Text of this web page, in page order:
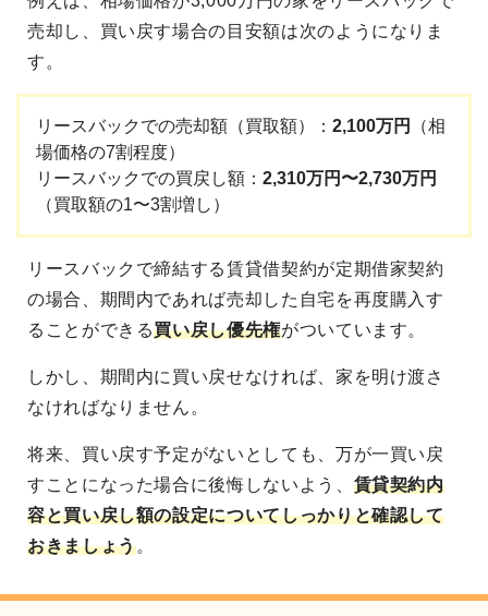
売却し、買い戻す場合の目安額は次のようになりま
す。
リースバックでの売却額（買取額）： 2,100万円
（相
場価格の7割程度）
リースバックでの買戻し額： 2,310万円〜2,730万円
（買取額の1〜3割増し）
リースバックで締結する賃貸借契約が定期借家契約
の場合、期間内であれば売却した自宅を再度購入す
ることができる買い戻し優先権がついています。
しかし、期間内に買い戻せなければ、家を明け渡さ
なければなりません。
将来、買い戻す予定がないとしても、万が一買い戻
すことになった場合に後悔しないよう、 賃貸契約内
容と買い戻し額の設定についてしっかりと確認して
おきましょう。